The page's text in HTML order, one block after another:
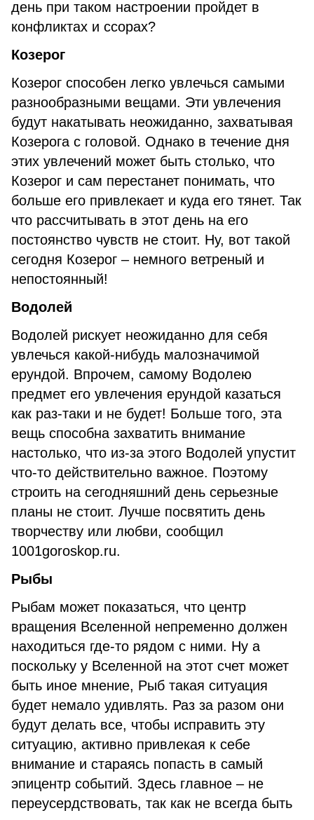
день при таком настроении пройдет в
конфликтах и ссорах?
Козерог
Козерог способен легко увлечься самыми
разнообразными вещами. Эти увлечения
будут накатывать неожиданно, захватывая
Козерога с головой. Однако в течение дня
этих увлечений может быть столько, что
Козерог и сам перестанет понимать, что
больше его привлекает и куда его тянет. Так
что рассчитывать в этот день на его
постоянство чувств не стоит. Ну, вот такой
сегодня Козерог – немного ветреный и
непостоянный!
Водолей
Водолей рискует неожиданно для себя
увлечься какой-нибудь малозначимой
ерундой. Впрочем, самому Водолею
предмет его увлечения ерундой казаться
как раз-таки и не будет! Больше того, эта
вещь способна захватить внимание
настолько, что из-за этого Водолей упустит
что-то действительно важное. Поэтому
строить на сегодняшний день серьезные
планы не стоит. Лучше посвятить день
творчеству или любви, сообщил
1001goroskop.ru.
Рыбы
Рыбам может показаться, что центр
вращения Вселенной непременно должен
находиться где-то рядом с ними. Ну а
поскольку у Вселенной на этот счет может
быть иное мнение, Рыб такая ситуация
будет немало удивлять. Раз за разом они
будут делать все, чтобы исправить эту
ситуацию, активно привлекая к себе
внимание и стараясь попасть в самый
эпицентр событий. Здесь главное – не
переусердствовать, так как не всегда быть